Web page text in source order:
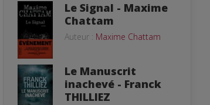
Le Signal - Maxime
Chattam
Auteur : Maxime Chattam
Le Manuscrit
inachevé - Franck
THILLIEZ